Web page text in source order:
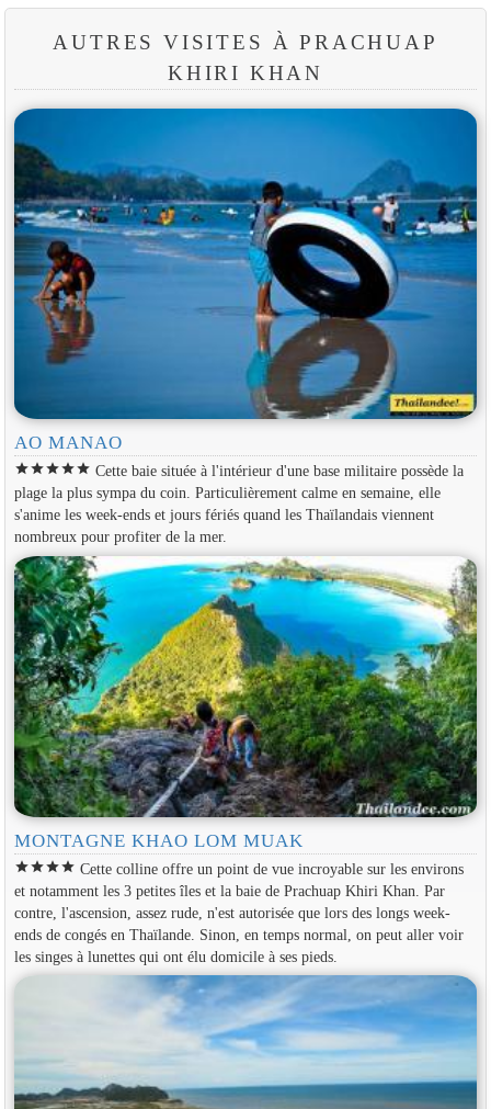
AUTRES VISITES À PRACHUAP
KHIRI KHAN
AO MANAO
starstarstarstarstar Cette baie située à l'intérieur d'une base militaire possède la
plage la plus sympa du coin. Particulièrement calme en semaine, elle
s'anime les week-ends et jours fériés quand les Thaïlandais viennent
nombreux pour profiter de la mer.
MONTAGNE KHAO LOM MUAK
starstarstarstar Cette colline offre un point de vue incroyable sur les environs
et notamment les 3 petites îles et la baie de Prachuap Khiri Khan. Par
contre, l'ascension, assez rude, n'est autorisée que lors des longs week-
ends de congés en Thaïlande. Sinon, en temps normal, on peut aller voir
les singes à lunettes qui ont élu domicile à ses pieds.